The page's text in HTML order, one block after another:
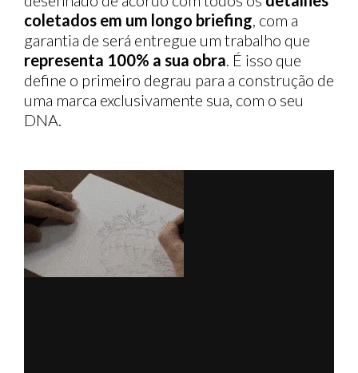
coletados em um longo briefing, com a
garantia de será entregue um trabalho que
representa 100% a sua obra. É isso que
define o primeiro degrau para a construção de
uma marca exclusivamente sua, com o seu
DNA.